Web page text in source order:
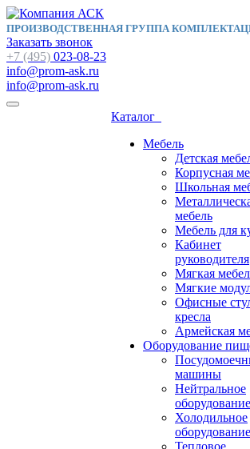
ПРОИЗВОДСТВЕННАЯ ГРУППА
Заказать звонок
+7 (495) 023-08-23
info@prom-ask.ru
info@prom-ask.ru
Каталог
Мебель
Детская
Корпусная
Школьная
мебель
Мебель для
Кабинет
руководителя
Мягкая
Мягкие
Офисные
кресла
Армейская
Оборудование
машины
Нейтральное
оборудование
Холодильное
оборудование
Тепловое